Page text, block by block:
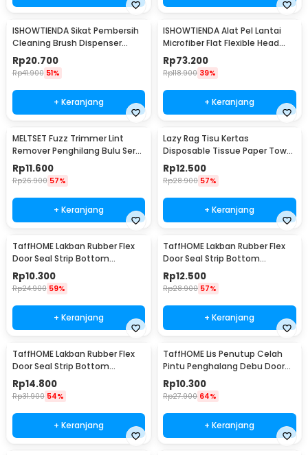
ISHOWTIENDA Sikat Pembersih
Cleaning Brush Dispenser
Sabun Air - S0026
Rp20.700
Rp41.900 51%
+ Keranjang
ISHOWTIENDA Alat Pel Lantai
Microfiber Flat Flexible Head
with Bucket - FMI60
Rp73.200
Rp118.900 39%
+ Keranjang
MELTSET Fuzz Trimmer Lint
Remover Penghilang Bulu Serat
Kain - CV8805
Rp11.600
Rp26.900 57%
+ Keranjang
Lazy Rag Tisu Kertas
Disposable Tissue Paper Towel
1 Roll (50 Helai) - MB104P
Rp12.500
Rp28.900 57%
+ Keranjang
TaffHOME Lakban Rubber Flex
Door Seal Strip Bottom
Waterproof 25mmx5M - TP39
Rp10.300
Rp24.900 59%
+ Keranjang
TaffHOME Lakban Rubber Flex
Door Seal Strip Bottom
Waterproof 35mmx5M - TP39
Rp12.500
Rp28.900 57%
+ Keranjang
TaffHOME Lakban Rubber Flex
Door Seal Strip Bottom
Waterproof 45mmx5M - TP39
Rp14.800
Rp31.900 54%
+ Keranjang
TaffHOME Lis Penutup Celah
Pintu Penghalang Debu Door
Bottom Seal 1M - LQ7
Rp10.300
Rp27.900 64%
+ Keranjang